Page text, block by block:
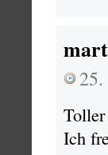
Ich